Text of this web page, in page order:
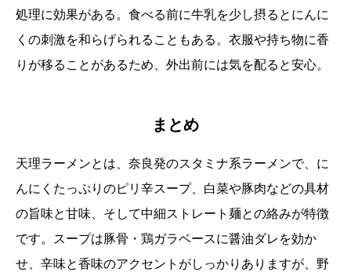
処理に効果がある。食べる前に牛乳を少し摂るとにんに
くの刺激を和らげられることもある。衣服や持ち物に香
りが移ることがあるため、外出前には気を配ると安心。
まとめ
天理ラーメンとは、奈良発のスタミナ系ラーメンで、に
んにくたっぷりのピリ辛スープ、白菜や豚肉などの具材
の旨味と甘味、そして中細ストレート麺との絡みが特徴
です。スープは豚骨・鶏ガラベースに醤油ダレを効か
せ、辛味と香味のアクセントがしっかりありますが、野